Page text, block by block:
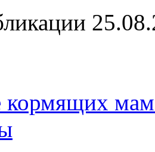
кормящих